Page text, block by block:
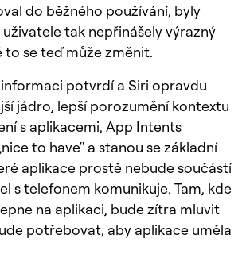
do běžného používání, byly
tak nepřinášely výrazný
to se teď může změnit.
informaci potvrdí a Siri opravdu
jádro, lepší porozumění kontextu
s aplikacemi, App Intents
to have" a stanou se základní
aplikace prostě nebude součástí
s telefonem komunikuje. Tam, kde
na aplikaci, bude zítra mluvit
potřebovat, aby aplikace uměla